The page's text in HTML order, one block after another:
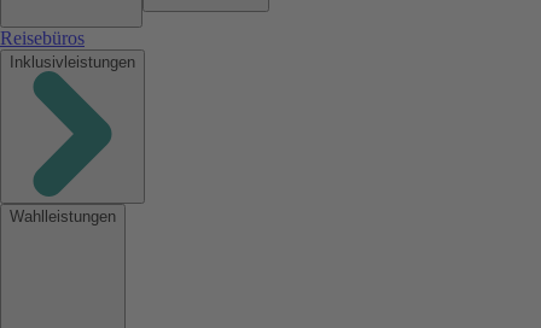
Reisebüros
Inklusivleistungen
Wahlleistungen